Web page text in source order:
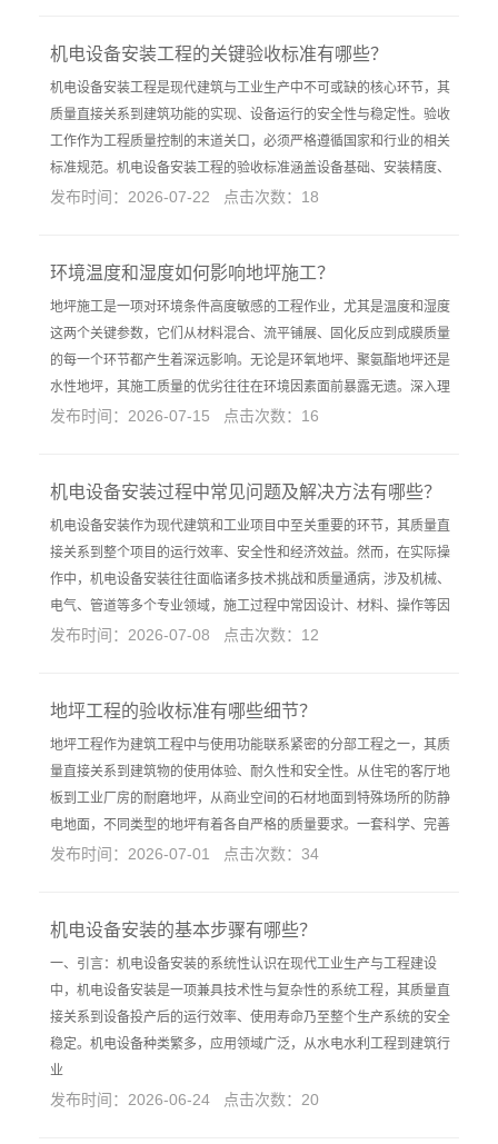
机电设备安装工程的关键验收标准有哪些？
机电设备安装工程是现代建筑与工业生产中不可或缺的核心环节，其
质量直接关系到建筑功能的实现、设备运行的安全性与稳定性。验收
工作作为工程质量控制的末道关口，必须严格遵循国家和行业的相关
标准规范。机电设备安装工程的验收标准涵盖设备基础、安装精度、
发布时间：2026-07-22 点击次数：18
环境温度和湿度如何影响地坪施工？
地坪施工是一项对环境条件高度敏感的工程作业，尤其是温度和湿度
这两个关键参数，它们从材料混合、流平铺展、固化反应到成膜质量
的每一个环节都产生着深远影响。无论是环氧地坪、聚氨酯地坪还是
水性地坪，其施工质量的优劣往往在环境因素面前暴露无遗。深入理
发布时间：2026-07-15 点击次数：16
机电设备安装过程中常见问题及解决方法有哪些？
机电设备安装作为现代建筑和工业项目中至关重要的环节，其质量直
接关系到整个项目的运行效率、安全性和经济效益。然而，在实际操
作中，机电设备安装往往面临诸多技术挑战和质量通病，涉及机械、
电气、管道等多个专业领域，施工过程中常因设计、材料、操作等因
发布时间：2026-07-08 点击次数：12
地坪工程的验收标准有哪些细节？
地坪工程作为建筑工程中与使用功能联系紧密的分部工程之一，其质
量直接关系到建筑物的使用体验、耐久性和安全性。从住宅的客厅地
板到工业厂房的耐磨地坪，从商业空间的石材地面到特殊场所的防静
电地面，不同类型的地坪有着各自严格的质量要求。一套科学、完善
发布时间：2026-07-01 点击次数：34
机电设备安装的基本步骤有哪些？
一、引言：机电设备安装的系统性认识在现代工业生产与工程建设
中，机电设备安装是一项兼具技术性与复杂性的系统工程，其质量直
接关系到设备投产后的运行效率、使用寿命乃至整个生产系统的安全
稳定。机电设备种类繁多，应用领域广泛，从水电水利工程到建筑行
业
发布时间：2026-06-24 点击次数：20